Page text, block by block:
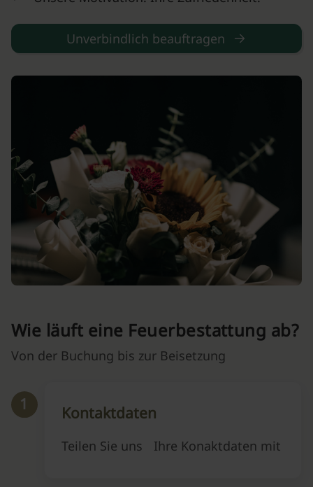
Unverbindlich beauftragen
Wie läuft eine Feuerbestattung ab?
Von der Buchung bis zur Beisetzung
1 Kontaktdaten
Teilen Sie uns Ihre Konaktdaten mit